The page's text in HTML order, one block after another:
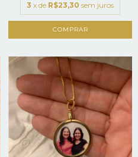
3 x de R$23,30 sem juros